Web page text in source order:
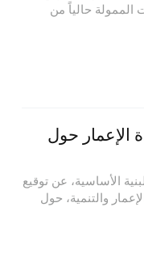
الممولة حالياً من
الإعمار حول
الأساسية، عن توقيع
والتنمية، حول